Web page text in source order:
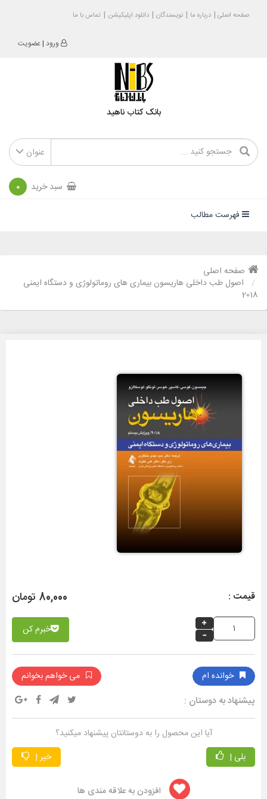
صفحه اصلی درباره ما نویسندگان دانلود اپلیکیشن تماس با ما
ورود |عضویت
بانک کتاب ناهید
عنوان
سبد خرید 0
فهرست مطالب
صفحه اصلی
اصول طب داخلی هاریسون بیماری های روماتولوژی و دستگاه ایمنی
2018
قیمت : 80,000 تومان
خبرم کن
خوانده ام می خواهم بخوانم
پیشنهاد به دوستان :
آیا این محصول را به دوستانتان پیشنهاد میکنید؟
بلی |
خیر |
افزودن به علاقه مندی ها